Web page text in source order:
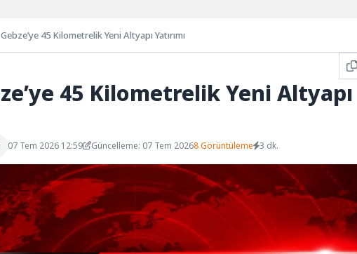
45 Kilometrelik Yeni Altyapı Yatırımı
45 Kilometrelik Yeni Altyapı
07 Tem 2026 12:59 Güncelleme: 07 Tem 20268 Görüntüleme 3 dk.